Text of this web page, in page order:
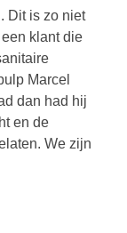
Dit is zo niet
klant die
Marcel
dan had hij
en de
We zijn